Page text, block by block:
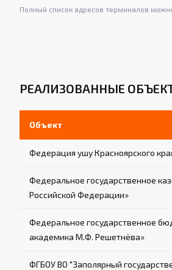
Полный список адресов терминалов
РЕАЛИЗОВАННЫЕ
Объект
Федерация ушу Красноярского
Федеральное государственное
Российской Федерации»
Федеральное государственное
академика М.Ф. Решетнёва»
ФГБОУ ВО "Заполярный